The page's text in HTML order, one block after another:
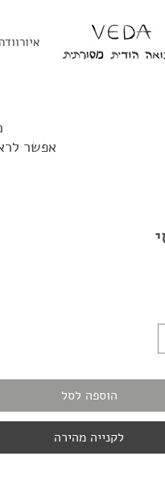
איורוודה
אפשר
הוספה לסל
לקנייה מהירה